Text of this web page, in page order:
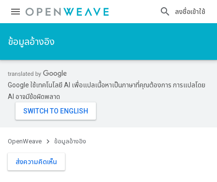
ลงชื่อเข้าใช้
ข้อมูลอ้างอิง
Google ใช้เทคโนโลยี AI เพื่อแปลเนื้อหาเป็นภาษาที่คุณต้องการ การแปลโดย
AI อาจมีข้อผิดพลาด
OpenWeave ข้อมูลอ้างอิง
ส่งความคิดเห็น